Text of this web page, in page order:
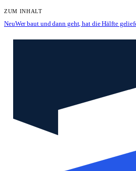
ZUM INHALT
NeuWer baut und dann geht, hat die Hälfte